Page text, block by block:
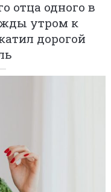
отца одного в
утром к
дорогой